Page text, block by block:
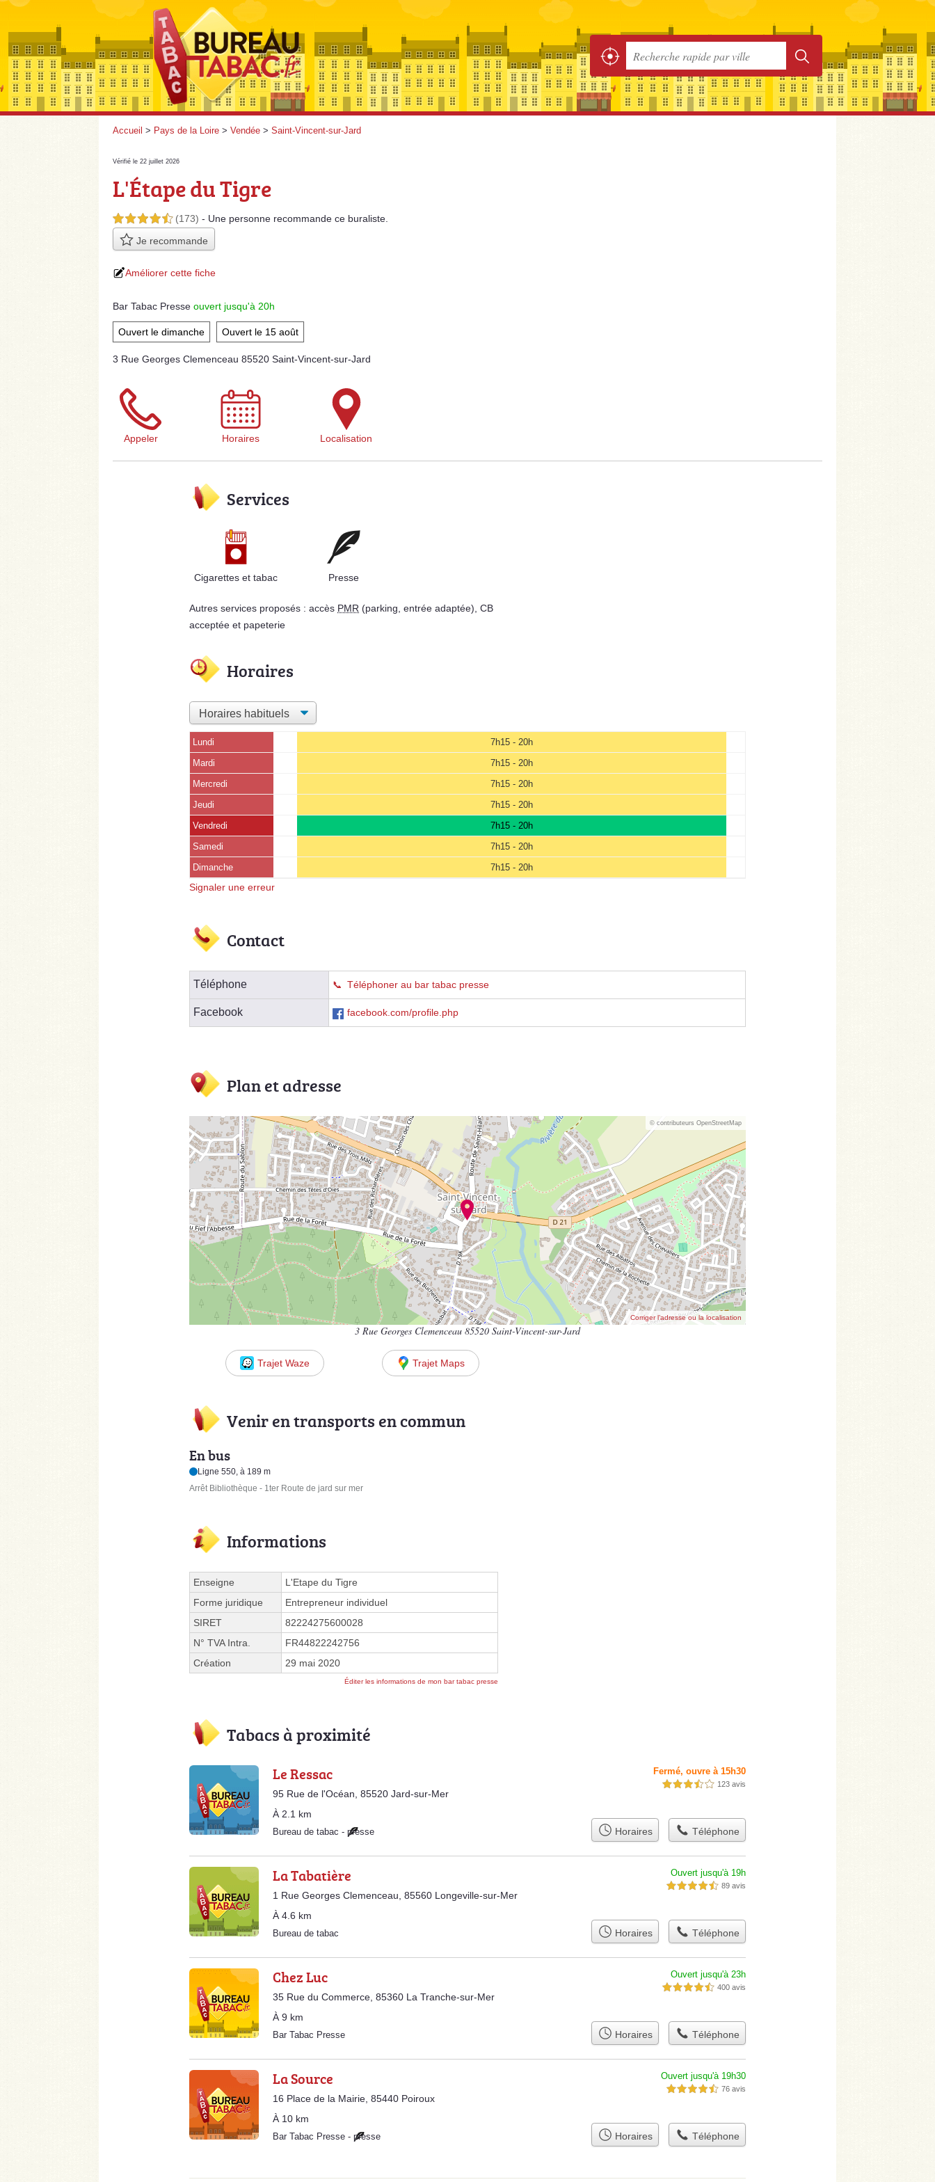
Accueil > Pays de la Loire > Vendée > Saint-Vincent-sur-Jard
Vérifié le 22 juillet 2026
L'Étape du Tigre
4,5 étoiles sur 5 (173) - Une personne recommande ce buraliste.
Je recommande
Améliorer cette fiche
Bar Tabac Presse ouvert jusqu'à 20h
Ouvert le dimanche Ouvert le 15 août
3 Rue Georges Clemenceau 85520 Saint-Vincent-sur-Jard
Appeler Horaires Localisation
Services
Cigarettes et tabac Presse
Autres services proposés : accès PMR (parking, entrée adaptée), CB
acceptée et papeterie
Horaires
Lundi 7h15 - 20h
Mardi 7h15 - 20h
Mercredi 7h15 - 20h
Jeudi 7h15 - 20h
Vendredi 7h15 - 20h
Samedi 7h15 - 20h
Dimanche 7h15 - 20h
Signaler une erreur
Contact
Téléphone Téléphoner au bar tabac presse
Facebook facebook.com/profile.php
Plan et adresse
© contributeurs OpenStreetMap
Corriger l’adresse ou la localisation
3 Rue Georges Clemenceau 85520 Saint-Vincent-sur-Jard
Trajet Waze Trajet Maps
Venir en transports en commun
En bus
Ligne 550, à 189 m
Arrêt Bibliothèque - 1ter Route de jard sur mer
Informations
Enseigne
L'Etape du Tigre
Forme juridique
Entrepreneur individuel
SIRET
82224275600028
N° TVA Intra.
FR44822242756
Création
29 mai 2020
Éditer les informations de mon bar tabac presse
Tabacs à proximité
Le Ressac
95 Rue de l'Océan, 85520 Jard-sur-Mer
À 2.1 km
Fermé, ouvre à 15h30
3,5 étoiles sur 5 123 avis
Bureau de tabac - presse Horaires Téléphone
La Tabatière
1 Rue Georges Clemenceau, 85560 Longeville-sur-Mer
À 4.6 km
Ouvert jusqu'à 19h
4,5 étoiles sur 5 89 avis
Bureau de tabac Horaires Téléphone
Chez Luc
35 Rue du Commerce, 85360 La Tranche-sur-Mer
À 9 km
Ouvert jusqu'à 23h
4,5 étoiles sur 5 400 avis
Bar Tabac Presse Horaires Téléphone
La Source
16 Place de la Mairie, 85440 Poiroux
À 10 km
Ouvert jusqu'à 19h30
4,5 étoiles sur 5 76 avis
Bar Tabac Presse - presse Horaires Téléphone